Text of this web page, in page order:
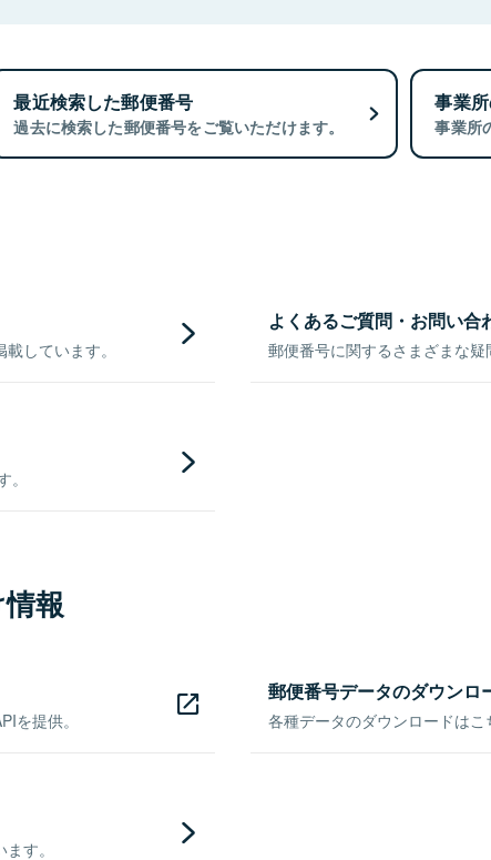
最近検索した郵便番号
過去に検索した郵便番号をご覧いただけます。
事業
事業所
しています。
よくあるご質問・お問い合
郵便番号に関するさまざまな疑
報
を提供。
郵便番号データのダウンロ
各種データのダウンロードはこ
す。